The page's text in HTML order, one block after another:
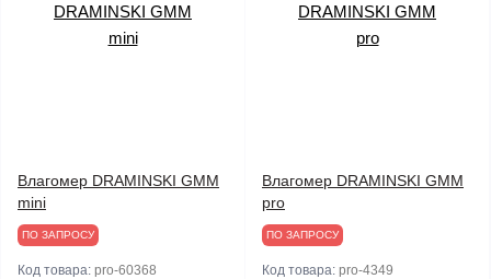
Влагомер DRAMINSKI GMM
mini
ПО ЗАПРОСУ
Код товара: pro-60368
Влагомер DRAMINSKI GMM
pro
ПО ЗАПРОСУ
Код товара: pro-4349